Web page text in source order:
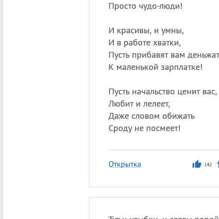
Просто чудо-люди!
И красивы, и умны,
И в работе хватки,
Пусть прибавят вам деньжат
К маленькой зарплатке!
Пусть начальство ценит вас,
Любит и лелеет,
Даже словом обижать
Сроду не посмеет!
Открытка 142